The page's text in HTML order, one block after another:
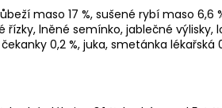
maso 17 %, sušené rybí maso 6,6
lněné semínko, jablečné výlisky,
0,2 %, juka, smetánka lékařská